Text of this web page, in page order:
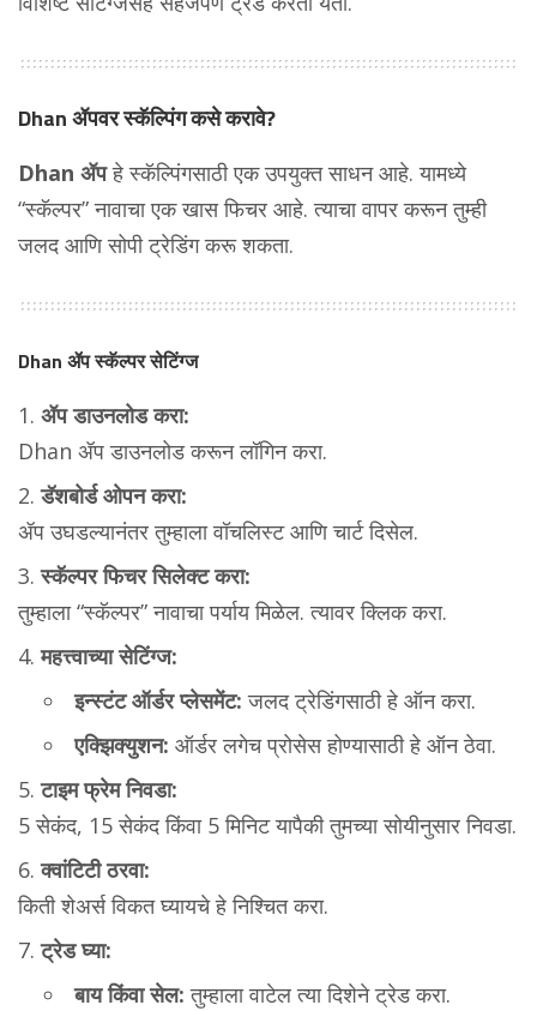
Dhan ॲपवर स्कॅल्पिंग कसे करावे?
Dhan ॲपहे स्कॅल्पिंगसाठी एक उपयुक्त साधन आहे. यामध्ये
“स्कॅल्पर” नावाचा एक खास फिचर आहे. त्याचा वापर करून तुम्ही
जलद आणि सोपी ट्रेडिंग करू शकता.
Dhan ॲप स्कॅल्पर सेटिंग्ज
ॲप डाउनलोड करा:
Dhan ॲप डाउनलोड करून लॉगिन करा.
डॅशबोर्ड ओपन करा:
ॲप उघडल्यानंतर तुम्हाला वॉचलिस्ट आणि चार्ट दिसेल.
स्कॅल्पर फिचर सिलेक्ट करा:
तुम्हाला “स्कॅल्पर” नावाचा पर्याय मिळेल. त्यावर क्लिक करा.
महत्त्वाच्या सेटिंग्ज:
इन्स्टंट ऑर्डर प्लेसमेंट: जलद ट्रेडिंगसाठी हे ऑन करा.
एक्झिक्युशन: ऑर्डर लगेच प्रोसेस होण्यासाठी हे ऑन ठेवा.
टाइम फ्रेम निवडा:
5 सेकंद, 15 सेकंद किंवा 5 मिनिट यापैकी तुमच्या सोयीनुसार निवडा.
क्वांटिटी ठरवा:
किती शेअर्स विकत घ्यायचे हे निश्चित करा.
ट्रेड घ्या:
बाय किंवा सेल: तुम्हाला वाटेल त्या दिशेने ट्रेड करा.